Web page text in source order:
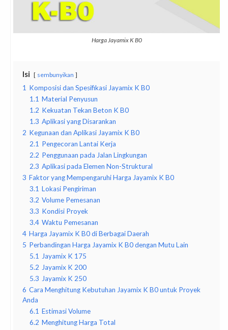
Harga Jayamix K B0
Isi sembunyikan
1 Komposisi dan Spesifikasi Jayamix K B0
1.1 Material Penyusun
1.2 Kekuatan Tekan Beton K B0
1.3 Aplikasi yang Disarankan
2 Kegunaan dan Aplikasi Jayamix K B0
2.1 Pengecoran Lantai Kerja
2.2 Penggunaan pada Jalan Lingkungan
2.3 Aplikasi pada Elemen Non-Struktural
3 Faktor yang Mempengaruhi Harga Jayamix K B0
3.1 Lokasi Pengiriman
3.2 Volume Pemesanan
3.3 Kondisi Proyek
3.4 Waktu Pemesanan
4 Harga Jayamix K B0 di Berbagai Daerah
5 Perbandingan Harga Jayamix K B0 dengan Mutu Lain
5.1 Jayamix K 175
5.2 Jayamix K 200
5.3 Jayamix K 250
6 Cara Menghitung Kebutuhan Jayamix K B0 untuk Proyek
Anda
6.1 Estimasi Volume
6.2 Menghitung Harga Total